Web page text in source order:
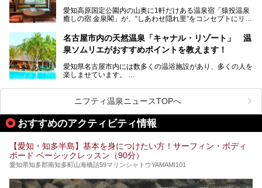
さっそく取材してきました！
愛知高原国定公園内の山奥に1軒だけある温泉宿「猿投温泉
癒しの宿 金泉閣」が、“しあわせ隠れ里”をコンセプトにリニ
天然ラドン温泉が堪能できるお風呂や、新設・改装された客
室、地元の食材と温泉水で作られたお料理……。
ご紹介します。
名古屋市内の天然温泉「キャナル・リゾート」 温
泉ソムリエがおすすめポイントを教えます！
愛知県名古屋市内には数多くの温浴施設があり、多くの人を
楽しませています。
ムリエの目線で紹介していきます！
名古屋市内にはスーパー銭湯や日帰り温泉が多く、「どこに
行こうかな？」と悩んでしまう方も多いと思います。
ぜひこの記事を参考にして「キャナル・リゾート」に出かけ
てみるのはいかがでしょうか？
ニフティ温泉ニュースTOPへ
おすすめのアクティビティ情報
【愛知・知多半島】基本を身につけたい方！サーフィン・ボディ
ボード ベーシックレッスン（90分）
愛知県知多郡南知多町山海橋詰59マリンシャトウYAMAMI101